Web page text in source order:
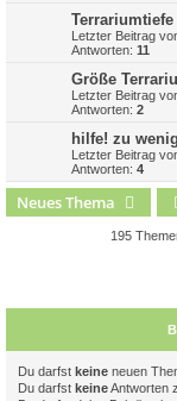
Letzter Beitrag
Antworten: 11
Größe
Letzter Beitrag
Antworten: 2
hilfe! zu
Letzter Beitrag
Antworten: 4
Neues Thema
195
Du darfst keine neuen
Du darfst keineAntworten